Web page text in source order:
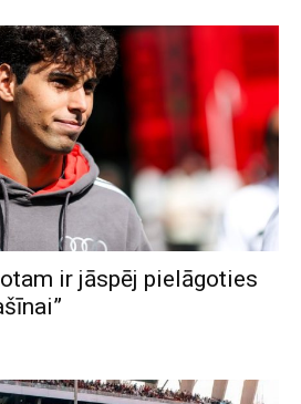
ir jāspēj pielāgoties